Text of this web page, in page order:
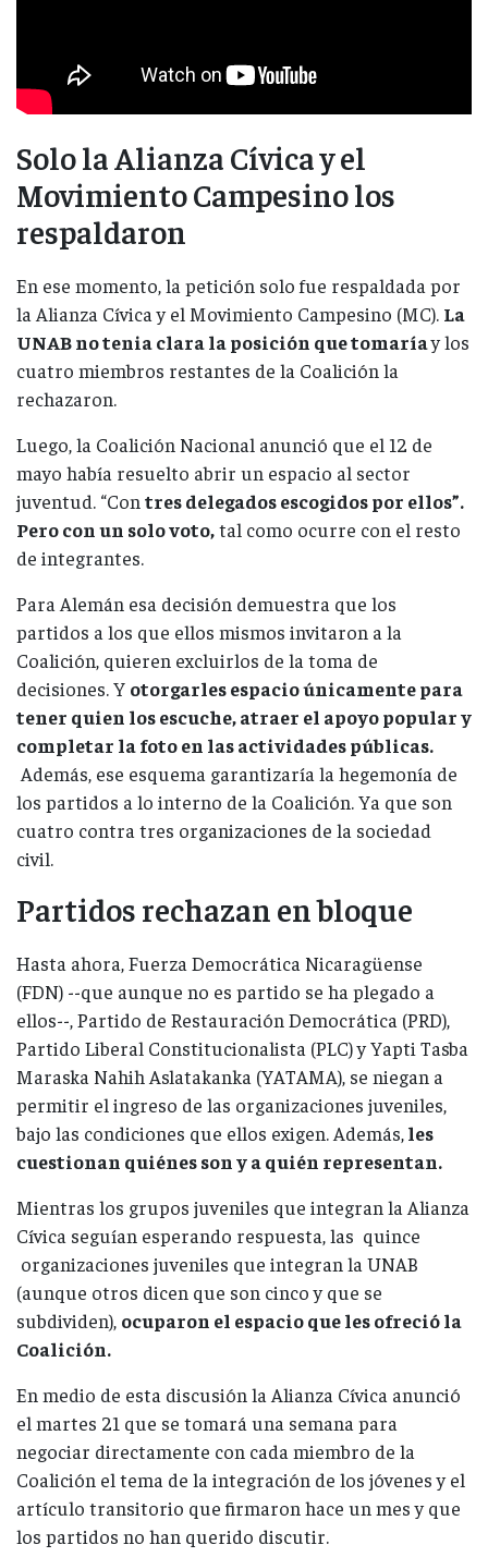
Solo la Alianza Cívica y el
Movimiento Campesino los
respaldaron
En ese momento, la petición solo fue respaldada por
la Alianza Cívica y el Movimiento Campesino (MC). La
UNAB no tenia clara la posición que tomaríay los
cuatro miembros restantes de la Coalición la
rechazaron.
Luego, la Coalición Nacional anunció que el 12 de
mayo había resuelto abrir un espacio al sector
juventud. “Con tres delegados escogidos por ellos”.
Pero con un solo voto,tal como ocurre con el resto
de integrantes.
Para Alemán esa decisión demuestra que los
partidos a los que ellos mismos invitaron a la
Coalición, quieren excluirlos de la toma de
decisiones. Y otorgarles espacio únicamente para
tener quien los escuche, atraer el apoyo popular y
completar la foto en las actividades públicas.
Además, ese esquema garantizaría la hegemonía de
los partidos a lo interno de la Coalición. Ya que son
cuatro contra tres organizaciones de la sociedad
civil.
Partidos rechazan en bloque
Hasta ahora, Fuerza Democrática Nicaragüense
(FDN) --que aunque no es partido se ha plegado a
ellos--, Partido de Restauración Democrática (PRD),
Partido Liberal Constitucionalista (PLC) y Yapti Tasba
Maraska Nahih Aslatakanka (YATAMA), se niegan a
permitir el ingreso de las organizaciones juveniles,
bajo las condiciones que ellos exigen. Además,les
cuestionan quiénes son y a quién representan.
Mientras los grupos juveniles que integran la Alianza
Cívica seguían esperando respuesta, las quince
organizaciones juveniles que integran la UNAB
(aunque otros dicen que son cinco y que se
subdividen), ocuparon el espacio que les ofreció la
Coalición.
En medio de esta discusión la Alianza Cívica anunció
el martes 21 que se tomará una semana para
negociar directamente con cada miembro de la
Coalición el tema de la integración de los jóvenes y el
artículo transitorio que firmaron hace un mes y que
los partidos no han querido discutir.